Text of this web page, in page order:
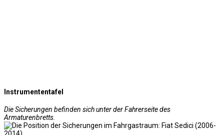
Instrumententafel
Die Sicherungen befinden sich unter der Fahrerseite des
Armaturenbretts.